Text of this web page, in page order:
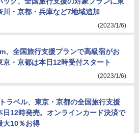
川・京都・兵庫など7地域追加
(2023/1/6)
、全国旅行支援プランで高級宿がお
京・京都は本日12時受付スタート
(2023/1/6)
ラベル、東京・京都の全国旅行支援
日12時発売。オンラインカード決済で
大10％お得